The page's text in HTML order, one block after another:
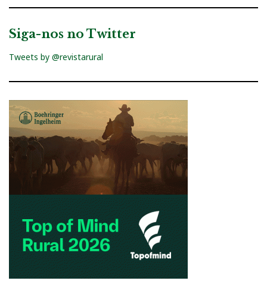
Siga-nos no Twitter
Tweets by @revistarural